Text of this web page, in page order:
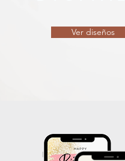
Ver diseños